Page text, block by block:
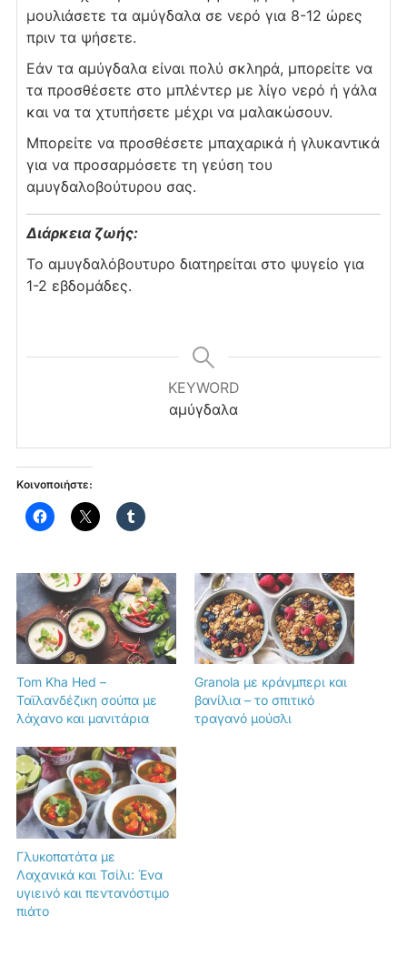
μουλιάσετε τα αμύγδαλα σε νερό για 8-12 ώρες
πριν τα ψήσετε.
Εάν τα αμύγδαλα είναι πολύ σκληρά, μπορείτε να
τα προσθέσετε στο μπλέντερ με λίγο νερό ή γάλα
και να τα χτυπήσετε μέχρι να μαλακώσουν.
Μπορείτε να προσθέσετε μπαχαρικά ή γλυκαντικά
για να προσαρμόσετε τη γεύση του
αμυγδαλοβούτυρου σας.
Διάρκεια ζωής:
Το αμυγδαλόβουτυρο διατηρείται στο ψυγείο για
1-2 εβδομάδες.
KEYWORD
αμύγδαλα
Κοινοποιήστε:
Tom Kha Hed –
Ταϊλανδέζικη σούπα με
λάχανο και μανιτάρια
Granola με κράνμπερι και
βανίλια – το σπιτικό
τραγανό μούσλι
Γλυκοπατάτα με
Λαχανικά και Τσίλι: Ένα
υγιεινό και πεντανόστιμο
πιάτο